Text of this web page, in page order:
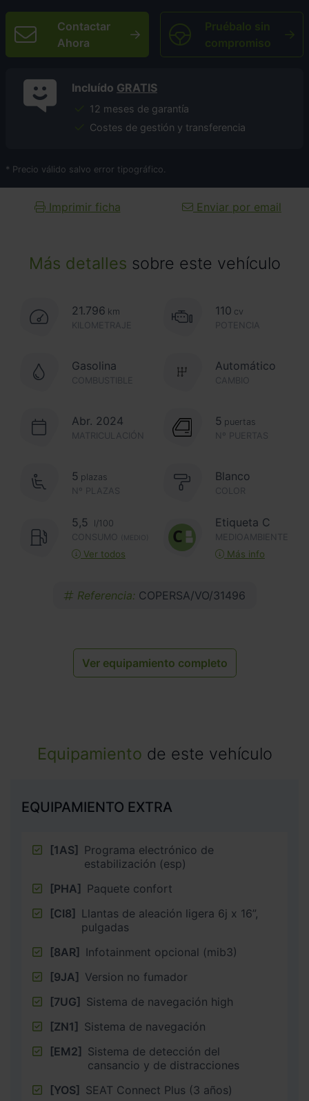
Más detalles sobre este vehículo
21.796 km
KILOMETRAJE
110 cv
POTENCIA
Gasolina
COMBUSTIBLE CAMBIO
Automático
Abr. 2024
MATRICULACIÓN Nº PUERTAS
5 puertas
Nº PLAZAS
5 plazas Blanco
COLOR
5,5
l/100
CONSUMO
(MEDIO)
Ver todos
Etiqueta C
MEDIOAMBIENTE
Más info
Referencia: COPERSA/VO/31496
Ver equipamiento completo
Contactar
Ahora
Pruébalo sin
compromiso
Incluído GRATIS
12 meses de garantía
Costes de gestión y transferencia
* Precio válido salvo error tipográfico.
Imprimir ficha Enviar por email
Equipamiento de este vehículo
EQUIPAMIENTO EXTRA
[1AS] Programa electrónico de
estabilización (esp)
[PHA] Paquete confort
[CI8] Llantas de aleación ligera 6j x 16”,
pulgadas
[8AR] Infotainment opcional (mib3)
[9JA] Version no fumador
[7UG] Sistema de navegación high
[ZN1] Sistema de navegación
[EM2] Sistema de detección del
cansancio y de distracciones
[YOS] SEAT Connect Plus (3 años)